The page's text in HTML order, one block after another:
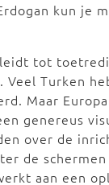
kun je
tot
Turken
Maar
genereus
over de
de
aan een